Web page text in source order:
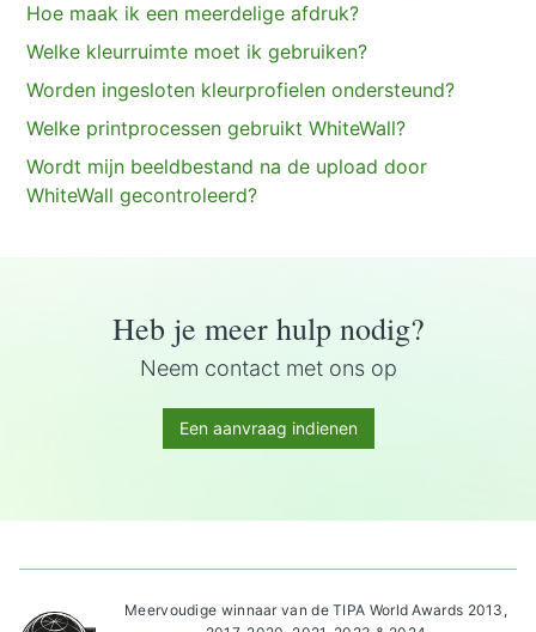
Hoe maak ik een meerdelige afdruk?
Welke kleurruimte moet ik gebruiken?
Worden ingesloten kleurprofielen ondersteund?
Welke printprocessen gebruikt WhiteWall?
Wordt mijn beeldbestand na de upload door
WhiteWall gecontroleerd?
Heb je meer hulp nodig?
Neem contact met ons op
Een aanvraag indienen
Meervoudige winnaar van de TIPA World Awards 2013,